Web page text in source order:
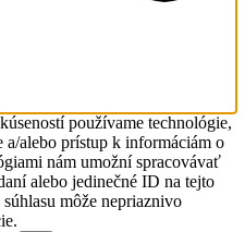
používame technológie,
a/alebo prístup k informáciám o
nám umožní spracovávať
alebo jedinečné ID na tejto
môže nepriaznivo